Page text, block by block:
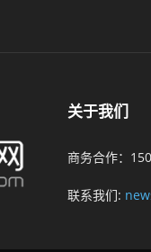
关于我们
商务合作：
联系我们: